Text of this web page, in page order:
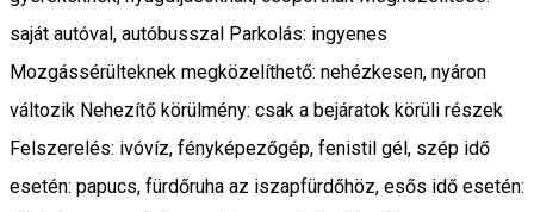
saját autóval, autóbusszal Parkolás: ingyenes
Mozgássérülteknek megközelíthető: nehézkesen, nyáron
változik Nehezítő körülmény: csak a bejáratok körüli részek
Felszerelés: ivóvíz, fényképezőgép, fenistil gél, szép idő
esetén: papucs, fürdőruha az iszapfürdőhöz, esős idő esetén: